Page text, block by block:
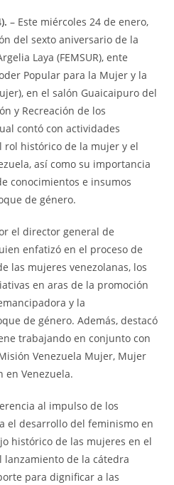
– Este miércoles 24 de enero,
del sexto aniversario de la
Laya (FEMSUR), ente
Popular para la Mujer y la
en el salón Guaicaipuro del
y Recreación de los
contó con actividades
rol histórico de la mujer y el
así como su importancia
conocimientos e insumos
de género.
el director general de
enfatizó en el proceso de
las mujeres venezolanas, los
en aras de la promoción
y la
de género. Además, destacó
trabajando en conjunto con
Venezuela Mujer, Mujer
en Venezuela.
al impulso de los
el desarrollo del feminismo en
histórico de las mujeres en el
lanzamiento de la cátedra
para dignificar a las